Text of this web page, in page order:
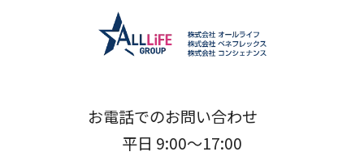
お電話でのお問い合わせ
平日 9:00〜17:00